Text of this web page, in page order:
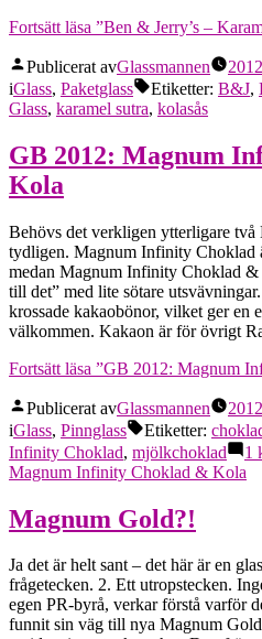
Fortsätt läsa ”Ben & Jerry’s –
Publicerat avGlassmannen
iGlass, Paketglass Etiketter: B&J,
Glass, karamel sutra, kolasås
GB 2012: Magnum
Kola
Behövs det verkligen ytterligare två
tydligen. Magnum Infinity Choklad
medan Magnum Infinity Choklad &
till det” med lite sötare
krossade kakaobönor, vilket ger en
välkommen. Kakaon är för övrigt
Fortsätt läsa ”GB 2012: Magnum
Publicerat avGlassmannen
iGlass, Pinnglass Etiketter:
Infinity Choklad, mjölkchoklad 1
Magnum Infinity Choklad & Kola
Magnum Gold?!
Ja det är helt sant – det här är en
frågetecken. 2. Ett utropstecken.
egen PR-byrå, verkar förstå varför
funnit sin väg till nya Magnum